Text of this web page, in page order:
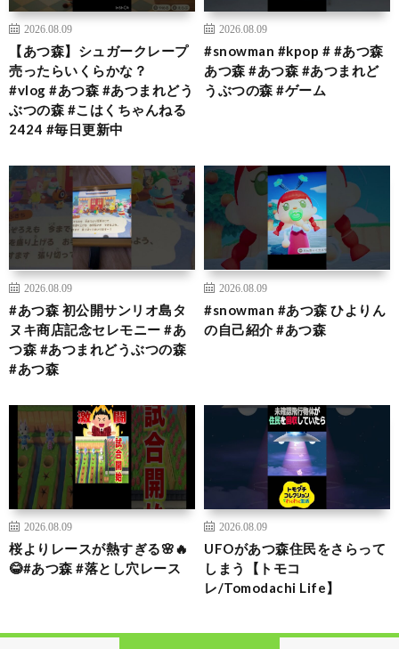
2026.08.09
【あつ森】シュガークレープ
売ったらいくらかな？
#vlog #あつ森 #あつまれどう
ぶつの森 #こはくちゃんねる
2424 #毎日更新中
2026.08.09
#snowman #kpop # #あつ森
あつ森 #あつ森 #あつまれど
うぶつの森 #ゲーム
2026.08.09
#あつ森 初公開サンリオ島タ
ヌキ商店記念セレモニー #あ
つ森 #あつまれどうぶつの森
#あつ森
2026.08.09
#snowman #あつ森 ひよりん
の自己紹介 #あつ森
2026.08.09
桜よりレースが熱すぎる🌸🔥
😂#あつ森 #落とし穴レース
2026.08.09
UFOがあつ森住民をさらって
しまう【トモコ
レ/Tomodachi Life】